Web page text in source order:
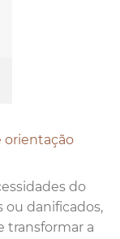
orientação
do
ou danificados,
transformar a